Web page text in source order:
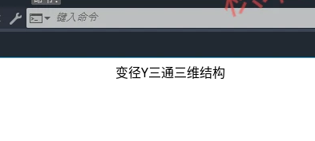
变径Y三通三维结构